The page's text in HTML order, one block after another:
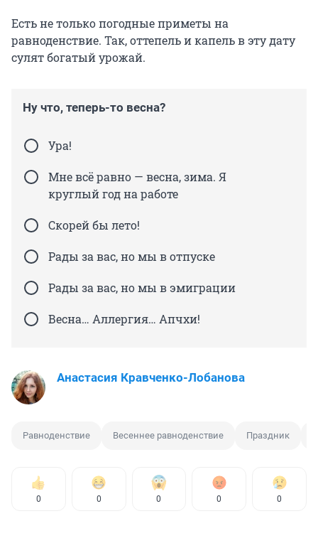
Есть не только погодные приметы на
равноденствие. Так, оттепель и капель в эту дату
сулят богатый урожай.
Ну что, теперь-то весна?
Ура!
Мне всё равно — весна, зима. Я
круглый год на работе
Скорей бы лето!
Рады за вас, но мы в отпуске
Рады за вас, но мы в эмиграции
Весна… Аллергия… Апчхи!
Анастасия Кравченко-Лобанова
Равноденствие Весеннее равноденствие Праздник
0 0 0 0 0